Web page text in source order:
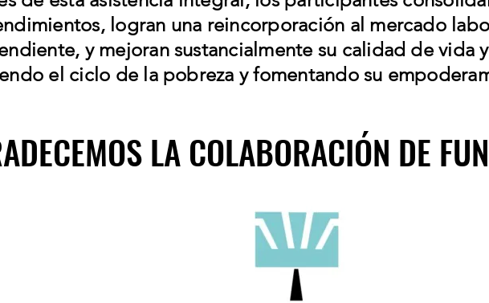
logran una reincorporación al mercado
y mejoran sustancialmente su calidad de vida
el ciclo de la pobreza y fomentando su
AGRADECEMOS LA COLABORACIÓN
AGRADECEMOS LA COLABORACIÓN